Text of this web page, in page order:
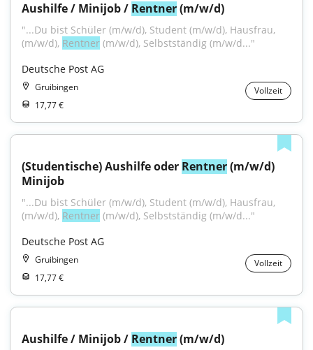
Aushilfe / Minijob / Rentner (m/w/d)
"...Du bist Schüler (m/w/d), Student (m/w/d), Hausfrau,
(m/w/d), Rentner (m/w/d), Selbstständig (m/w/d..."
Deutsche Post AG
Gruibingen
Vollzeit
17,77 €
(Studentische) Aushilfe oder Rentner (m/w/d)
Minijob
"...Du bist Schüler (m/w/d), Student (m/w/d), Hausfrau,
(m/w/d), Rentner (m/w/d), Selbstständig (m/w/d..."
Deutsche Post AG
Gruibingen
Vollzeit
17,77 €
Aushilfe / Minijob / Rentner (m/w/d)